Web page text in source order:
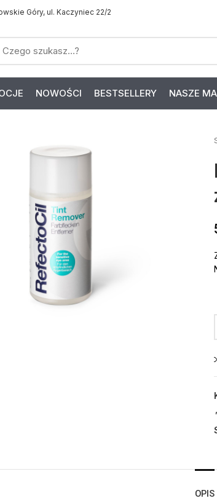
Góry, ul. Kaczyniec 22/2
NOWOŚCI BESTSELLERY NASZE
enlarge
OPIS